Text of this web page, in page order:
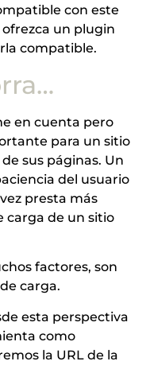
con este
un plugin
compatible.
en cuenta pero
para un sitio
sus páginas. Un
del usuario
presta más
carga de un sitio
factores, son
carga.
esta perspectiva
como
la URL de la